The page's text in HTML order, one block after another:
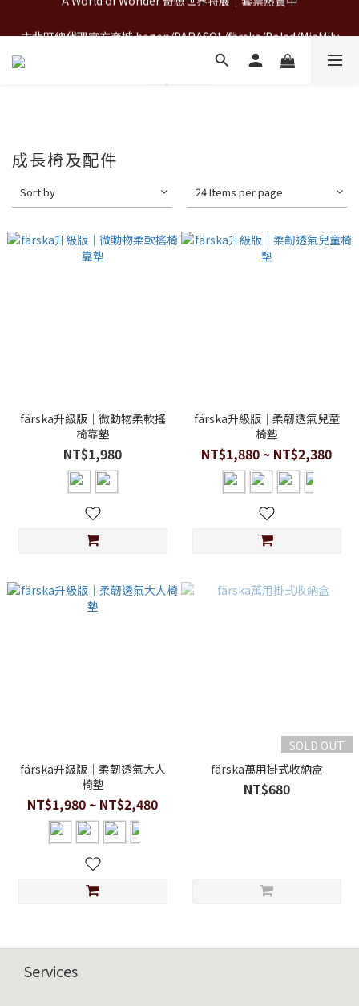
古北町總代理官方商城 hegen/PARASOL/färska/Poled/MiaMily
A World of Wonder 奇想世界特展｜套票熱賣中
成長椅及配件
Sort by 24 Items per page
färska升級版｜微動物柔軟搖
椅靠墊
NT$1,980
färska升級版｜柔韌透氣兒童
椅墊
NT$1,880 ~ NT$2,380
färska升級版｜柔韌透氣大人
椅墊
NT$1,980 ~ NT$2,480
SOLD OUT
färska萬用掛式收納盒
NT$680
Services